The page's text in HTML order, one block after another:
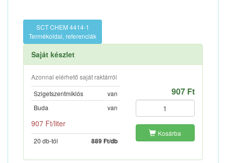
SCT CHEM 4414-1
Termékoldal, referenciák
Saját készlet
Azonnal elérhető saját raktárról
Szigetszentmiklós
van
Buda
van
907 Ft/liter
20 db-tól 889 Ft/db
907 Ft
Kosárba